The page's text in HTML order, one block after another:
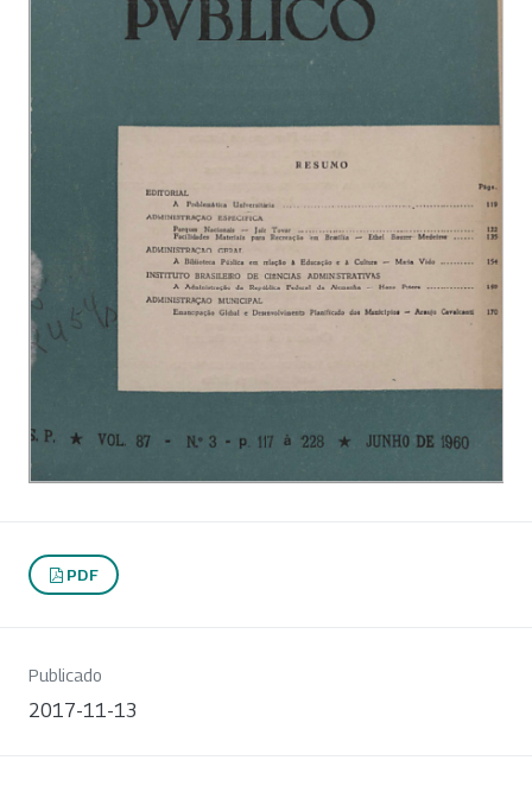
PDF
Publicado
2017-11-13